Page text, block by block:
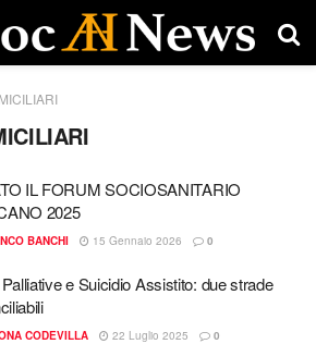
IL FORUM SOCIOSANITARIO
2025
BANCHI 15 Gennaio 2026 0
e Suicidio Assistito: due strade
CODEVILLA 22 Luglio 2025 0